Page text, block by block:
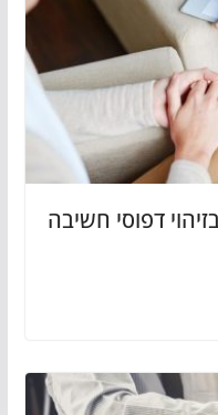
דפוסי חשיבה